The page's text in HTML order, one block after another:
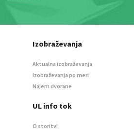
Izobraževanja
Aktualna izobraževanja
Izobraževanja po meri
Najem dvorane
UL info tok
O storitvi